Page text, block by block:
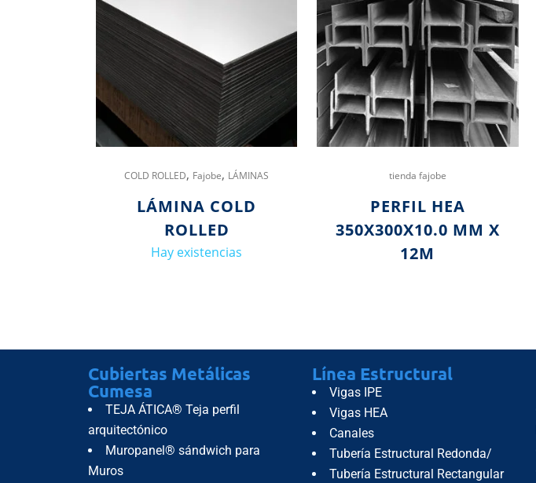
COLD ROLLED, Fajobe, LÁMINAS
LÁMINA COLD
ROLLED
Hay existencias
tienda fajobe
PERFIL HEA
350X300X10.0 MM X
12M
Cubiertas Metálicas
Cumesa
TEJA ÁTICA® Teja perfil
arquitectónico
Muropanel® sándwich para
Muros
Línea Estructural
Vigas IPE
Vigas HEA
Canales
Tubería Estructural Redonda/
Tubería Estructural Rectangular